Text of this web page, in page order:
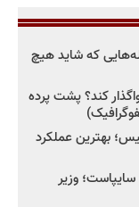
که شاید هیچ
کند؟ پشت پرده
بهترین عملکرد
سایپاست؛ وزیر